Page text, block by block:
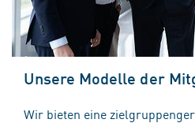
Unsere Modelle der
Wir bieten eine